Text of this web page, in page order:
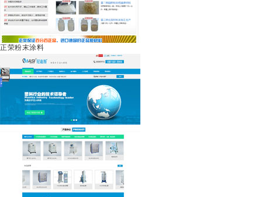
正荣粉末涂料